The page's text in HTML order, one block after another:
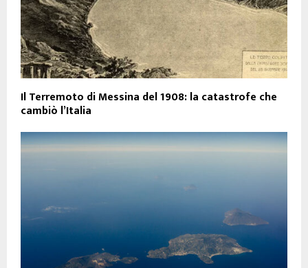
Il Terremoto di Messina del 1908: la catastrofe che
cambiò l’Italia